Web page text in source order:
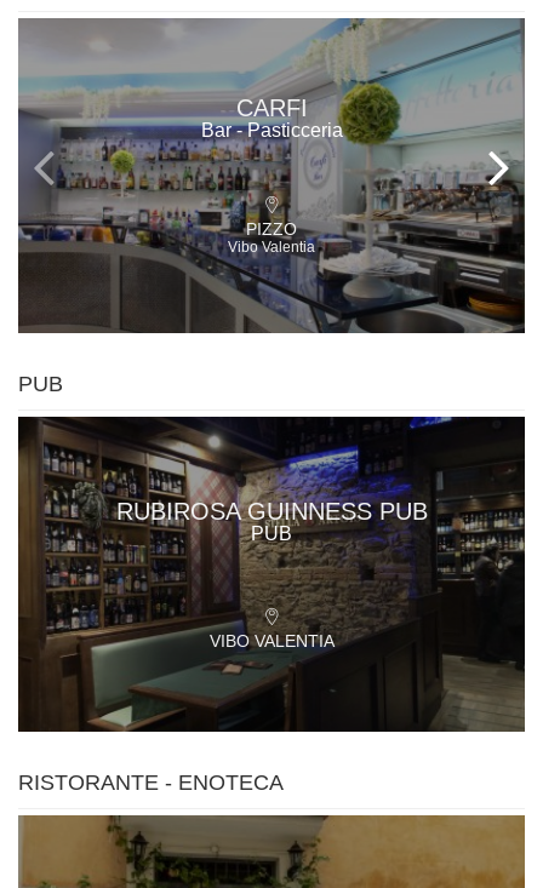
CARFI
Bar - Pasticceria
PIZZO
Vibo Valentia
PUB
RUBIROSA GUINNESS PUB
PUB
VIBO VALENTIA
RISTORANTE - ENOTECA